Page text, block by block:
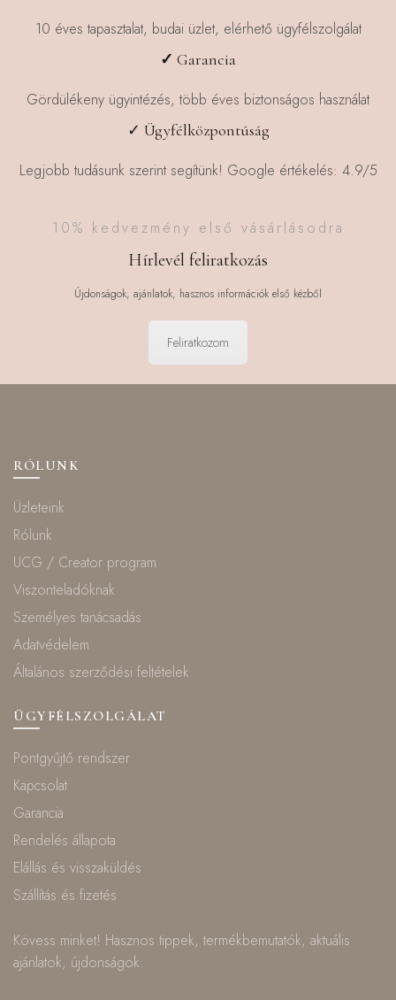
10 éves tapasztalat, budai üzlet, elérhető ügyfélszolgálat
✓ Garancia
Gördülékeny ügyintézés, több éves biztonságos használat
✓ Ügyfélközpontúság
Legjobb tudásunk szerint segítünk! Google értékelés: 4.9/5
10% kedvezmény első vásárlásodra
Hírlevél feliratkozás
Újdonságok, ajánlatok, hasznos információk első kézből
Feliratkozom
RÓLUNK
Üzleteink
Rólunk
UCG / Creator program
Viszonteladóknak
Személyes tanácsadás
Adatvédelem
Általános szerződési feltételek
ÜGYFÉLSZOLGÁLAT
Pontgyűjtő rendszer
Kapcsolat
Garancia
Rendelés állapota
Elállás és visszaküldés
Szállítás és fizetés
Kövess minket! Hasznos tippek, termékbemutatók, aktuális
ajánlatok, újdonságok: